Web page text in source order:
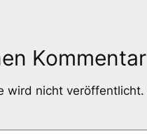
Kommentar
wird nicht veröffentlicht.